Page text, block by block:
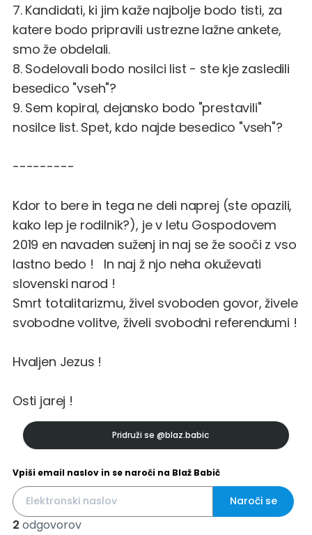
7. Kandidati, ki jim kaže najbolje bodo tisti, za
katere bodo pripravili ustrezne lažne ankete,
smo že obdelali.
8. Sodelovali bodo nosilci list - ste kje zasledili
besedico "vseh"?
9. Sem kopiral, dejansko bodo "prestavili"
nosilce list. Spet, kdo najde besedico "vseh"?
---------
Kdor to bere in tega ne deli naprej (ste opazili,
kako lep je rodilnik?), je v letu Gospodovem
2019 en navaden suženj in naj se že sooči z vso
lastno bedo ! In naj ž njo neha okuževati
slovenski narod !
Smrt totalitarizmu, živel svoboden govor, živele
svobodne volitve, živeli svobodni referendumi !
Hvaljen Jezus !
Osti jarej !
Pridruži se @blaz.babic
Vpiši email naslov in se naroči na Blaž Babič
Naroči se
2 odgovorov